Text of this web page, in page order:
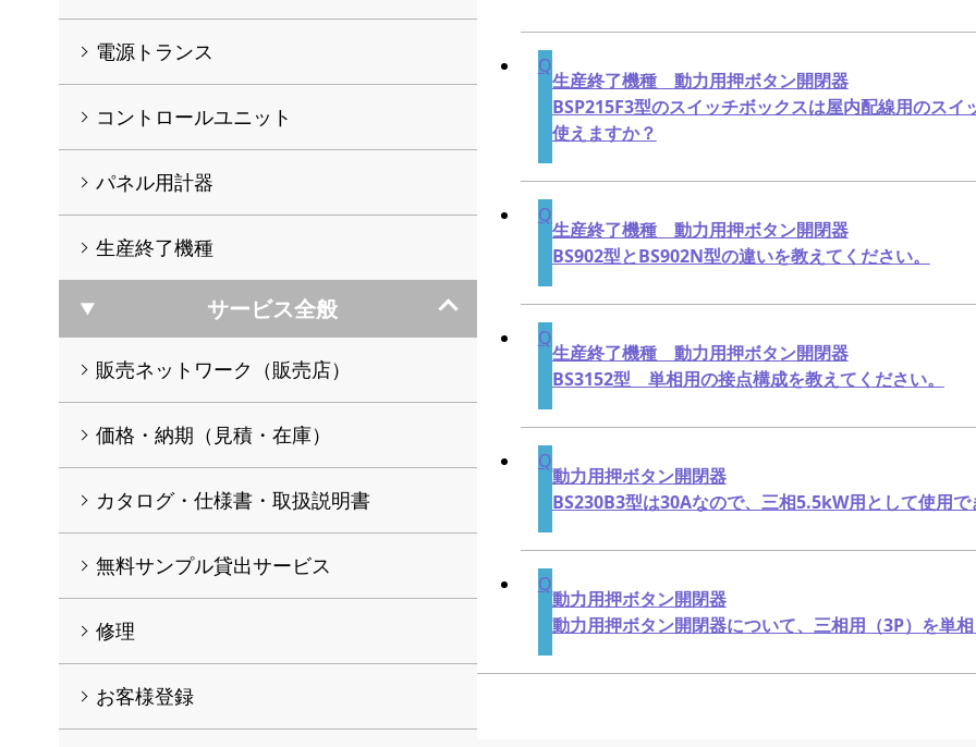
生産終了機種 動力用押ボタン開閉器
BSP215F3型のスイッチボックスは屋内配線用のスイ
使えますか？
生産終了機種 動力用押ボタン開閉器
BS902型とBS902N型の違いを教えてください。
生産終了機種 動力用押ボタン開閉器
BS3152型 単相用の接点構成を教えてください。
動力用押ボタン開閉器
BS230B3型は30Aなので、三相5.5kW用として使用で
動力用押ボタン開閉器
動力用押ボタン開閉器について、三相用（3P）を単
電源トランス
コントロールユニット
パネル用計器
生産終了機種
サービス全般
販売ネットワーク（販売店）
価格・納期（見積・在庫）
カタログ・仕様書・取扱説明書
無料サンプル貸出サービス
修理
お客様登録